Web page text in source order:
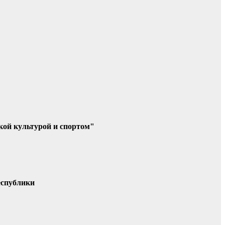
культурой и спортом"